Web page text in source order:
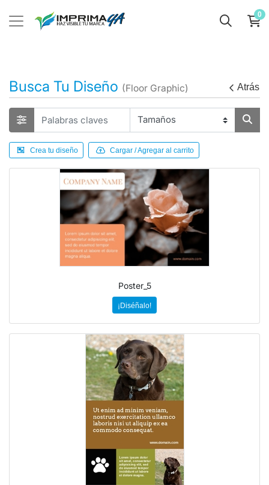
0
Busca Tu Diseño (Floor Graphic) Atrás
Crea tu diseño Cargar / Agregar al carrito
Poster_5
¡Diséñalo!